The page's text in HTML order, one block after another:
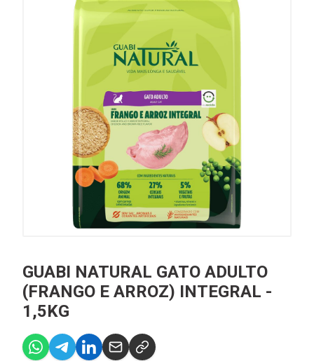
GUABI NATURAL GATO ADULTO
(FRANGO E ARROZ) INTEGRAL -
1,5KG